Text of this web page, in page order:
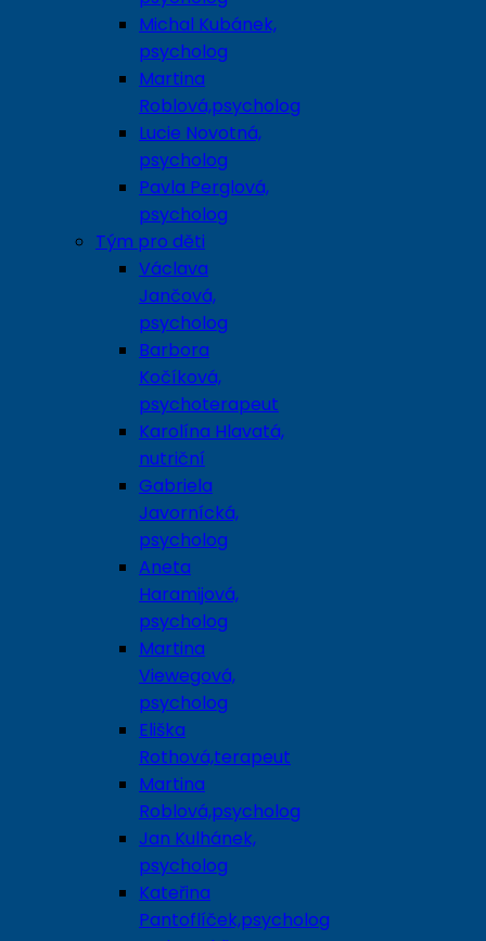
Michal Kubánek,
psycholog
Martina
Roblová,psycholog
Lucie Novotná,
psycholog
Pavla Perglová,
psycholog
Tým pro děti
Václava
Jančová,
psycholog
Barbora
Kočíková,
psychoterapeut
Karolína Hlavatá,
nutriční
Gabriela
Javornícká,
psycholog
Aneta
Haramijová,
psycholog
Martina
Viewegová,
psycholog
Eliška
Rothová,terapeut
Martina
Roblová,psycholog
Jan Kulhánek,
psycholog
Kateřina
Pantoflíček,psycholog